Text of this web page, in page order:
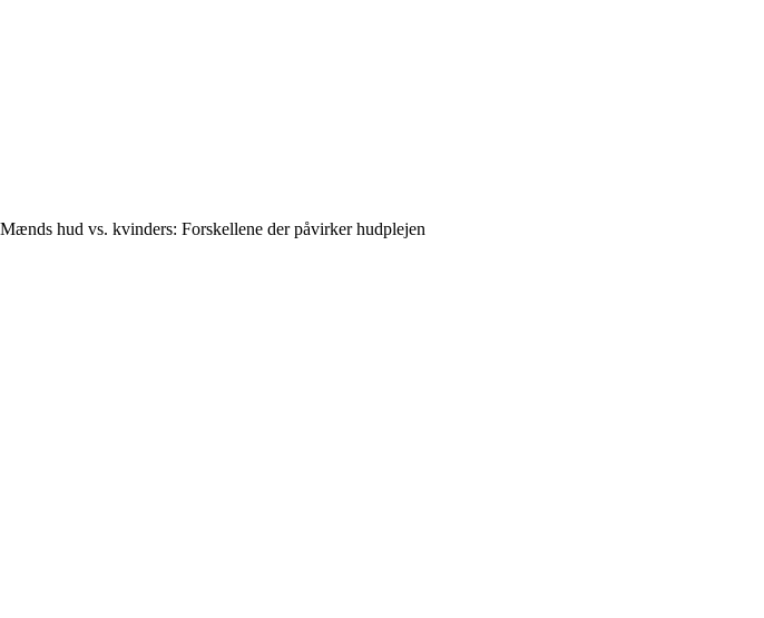
Mænds hud vs. kvinders: Forskellene der påvirker hudplejen